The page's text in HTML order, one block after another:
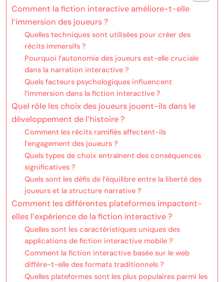
Comment la fiction interactive améliore-t-elle
l’immersion des joueurs ?
Quelles techniques sont utilisées pour créer des
récits immersifs ?
Pourquoi l’autonomie des joueurs est-elle cruciale
dans la narration interactive ?
Quels facteurs psychologiques influencent
l’immersion dans la fiction interactive ?
Quel rôle les choix des joueurs jouent-ils dans le
développement de l’histoire ?
Comment les récits ramifiés affectent-ils
l’engagement des joueurs ?
Quels types de choix entraînent des conséquences
significatives ?
Quels sont les défis de l’équilibre entre la liberté des
joueurs et la structure narrative ?
Comment les différentes plateformes impactent-
elles l’expérience de la fiction interactive ?
Quelles sont les caractéristiques uniques des
applications de fiction interactive mobile ?
Comment la fiction interactive basée sur le web
diffère-t-elle des formats traditionnels ?
Quelles plateformes sont les plus populaires parmi les